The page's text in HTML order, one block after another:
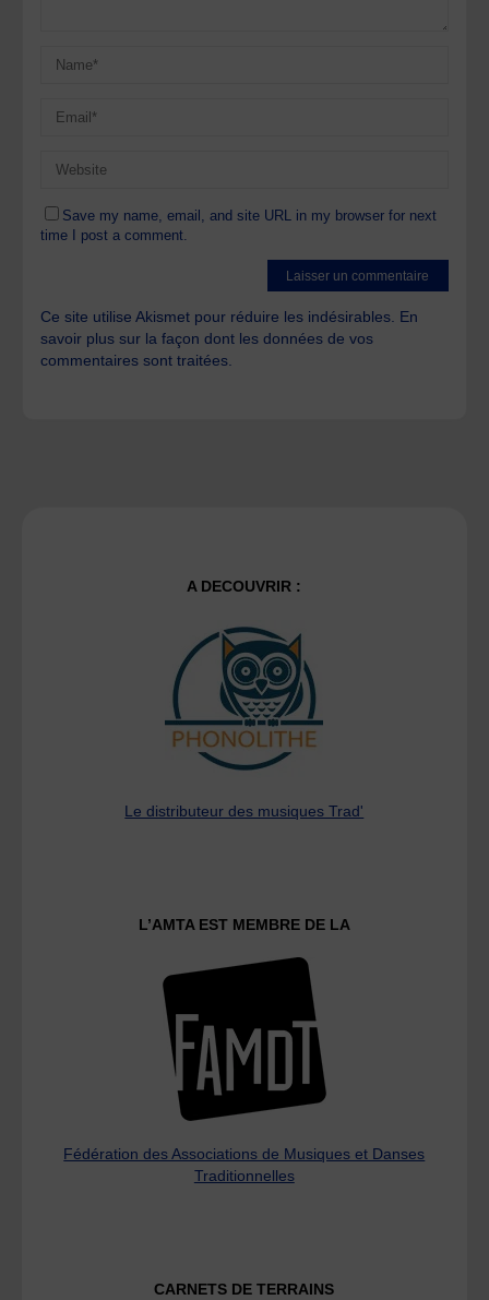
Save my name, email, and site URL in my browser for next
time I post a comment.
Ce site utilise Akismet pour réduire les indésirables. En
savoir plus sur la façon dont les données de vos
commentaires sont traitées.
A DECOUVRIR :
Le distributeur des musiques Trad'
L’AMTA EST MEMBRE DE LA
Fédération des Associations de Musiques et Danses
Traditionnelles
CARNETS DE TERRAINS